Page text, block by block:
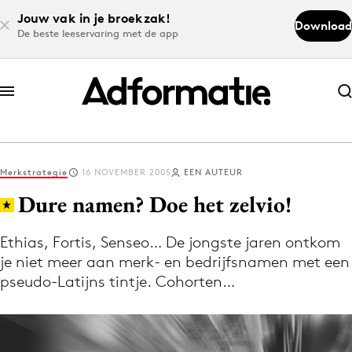
Jouw vak in je broekzak!
De beste leeservaring met de app
Download
Abonneer nu
Abonneer nu
Log in
Download de app
Volg het laatste nieuws via de Adformatie
Nieuws app
Merkstrategie 16 NOVEMBER 2005 EEN AUTEUR
Dure namen? Doe het zelvio!
Ethias, Fortis, Senseo… De jongste jaren ontkom
je niet meer aan merk- en bedrijfsnamen met een
pseudo-Latijns tintje. Cohorten…